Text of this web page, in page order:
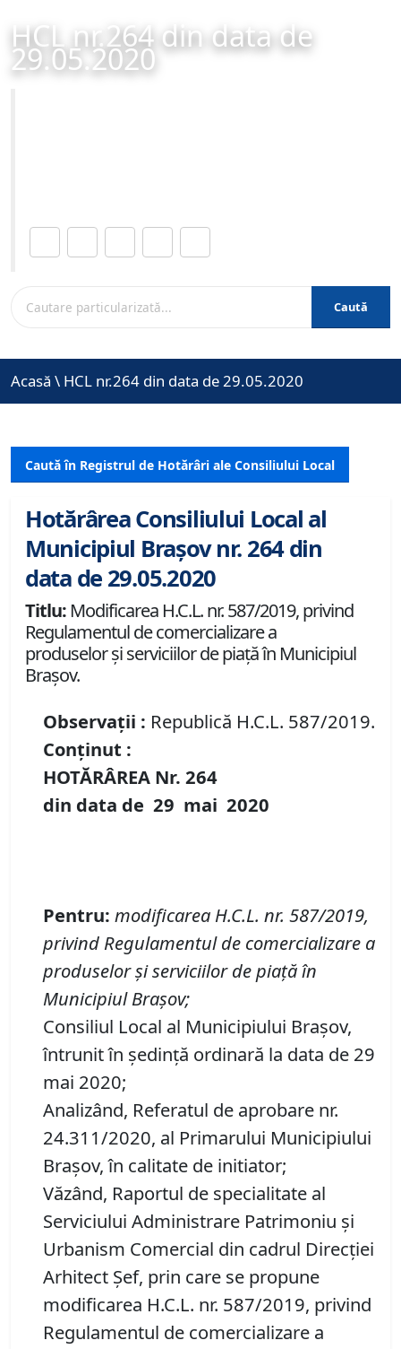
HCL nr.264 din data de
29.05.2020
Caută
Acasă \ HCL nr.264 din data de 29.05.2020
Caută în Registrul de Hotărâri ale Consiliului Local
Hotărârea Consiliului Local al
Municipiul Brașov nr. 264 din
data de 29.05.2020
Titlu: Modificarea H.C.L. nr. 587/2019, privind
Regulamentul de comercializare a
produselor și serviciilor de piață în Municipiul
Braşov.
Observații : Republică H.C.L. 587/2019.
Conținut :
HOTĂRÂREA Nr. 264
din data de 29 mai 2020
Pentru: modificarea H.C.L. nr. 587/2019,
privind Regulamentul de comercializare a
produselorși serviciilor de piață în
Municipiul Braşov;
Consiliul Local al Municipiului Brașov,
întrunit în ședință ordinară la data de 29
mai 2020;
Analizând, Referatul de aprobare nr.
24.311/2020, al Primarului Municipiului
Braşov, în calitate de initiator;
Văzând, Raportul de specialitate al
Serviciului Administrare Patrimoniu şi
Urbanism Comercial din cadrul Direcției
Arhitect Șef, prin care se propune
modificarea H.C.L. nr. 587/2019, privind
Regulamentul de comercializare a